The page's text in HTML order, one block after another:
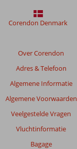
Over Corendon
Adres & Telefoon
Algemene Informatie
Algemene Voorwaarden
Veelgestelde Vragen
Vluchtinformatie
Bagage
Corendon Denmark